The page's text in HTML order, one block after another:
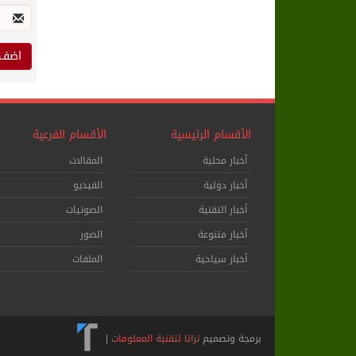
الأقسام الرئيسية
أخبار محلية
أخبار دولية
أخبار التقنية
أخبار متنوعة
أخبار سياحية
الأقسام الفرعية
المقالات
الفيديو
الصوتيات
الصور
الملفات
برمجة وتصميمترانا لتقنية المعلومات |